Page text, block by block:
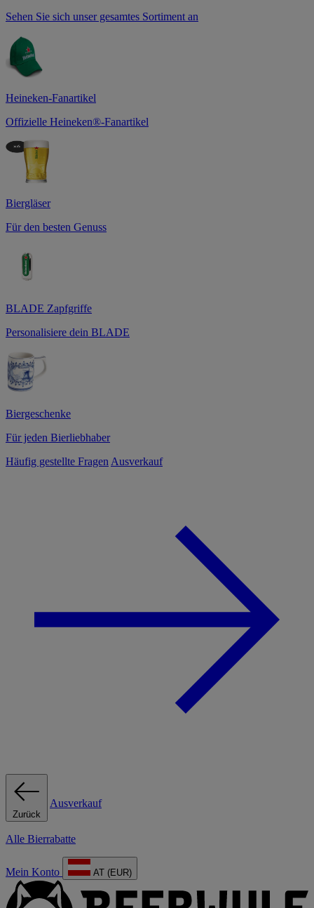
Sehen Sie sich unser gesamtes Sortiment an
Heineken-Fanartikel
Offizielle Heineken®-Fanartikel
Biergläser
Für den besten Genuss
BLADE Zapfgriffe
Personalisiere dein BLADE
Biergeschenke
Für jeden Bierliebhaber
Häufig gestellte Fragen Ausverkauf
Zurück
Ausverkauf
Alle Bierrabatte
Mein Konto AT (EUR)